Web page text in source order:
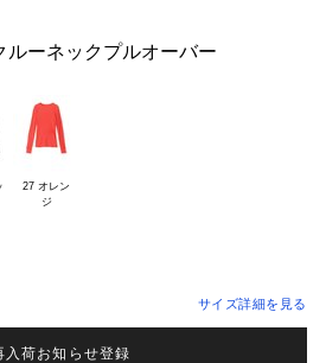
ルーネックプルオーバー
27 オレン
ジ
サイズ詳細を見る
入荷お知らせ登録